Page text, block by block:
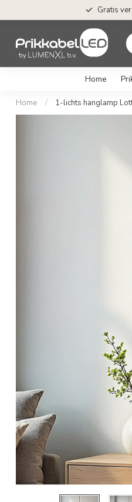
Gratis
Home
Home / 1-lichts hanglamp